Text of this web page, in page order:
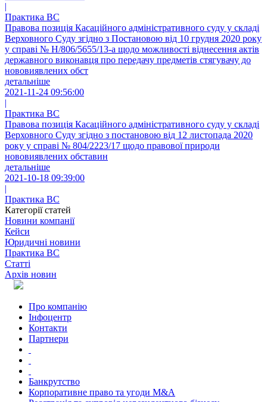
|
Практика ВС
Правова позиція Касаційного адміністративного суду у складі
Верховного Суду згідно з Постановою від 10 грудня 2020 року
у справі № Н/806/5655/13-а щодо можливості віднесення актів
державного виконавця про передачу предметів стягувачу до
нововиявлених обст
детальніше
2021-11-24 09:56:00
|
Практика ВС
Правова позиція Касаційного адміністративного суду у складі
Верховного Суду згідно з постановою від 12 листопада 2020
року у справі № 804/2223/17 щодо правової природи
нововиявлених обставин
детальніше
2021-10-18 09:39:00
|
Практика ВС
Категорії статей
Новини компанії
Кейси
Юридичні новини
Практика ВС
Статті
Архів новин
Про компанію
Інфоцентр
Контакти
Партнери
Банкрутство
Корпоративне право та угоди M&A